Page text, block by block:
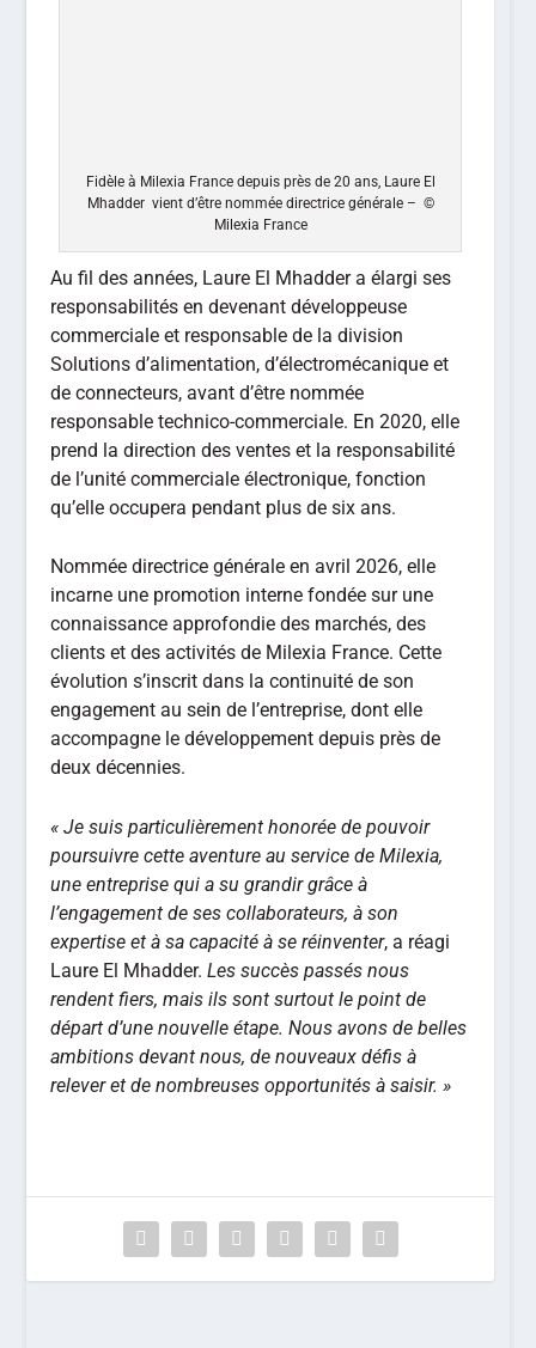
Fidèle à Milexia France depuis près de 20 ans, Laure El
Mhadder vient d’être nommée directrice générale – ©
Milexia France
Au fil des années, Laure El Mhadder a élargi ses
responsabilités en devenant développeuse
commerciale et responsable de la division
Solutions d’alimentation, d’électromécanique et
de connecteurs, avant d’être nommée
responsable technico-commerciale. En 2020, elle
prend la direction des ventes et la responsabilité
de l’unité commerciale électronique, fonction
qu’elle occupera pendant plus de six ans.
Nommée directrice générale en avril 2026, elle
incarne une promotion interne fondée sur une
connaissance approfondie des marchés, des
clients et des activités de Milexia France. Cette
évolution s’inscrit dans la continuité de son
engagement au sein de l’entreprise, dont elle
accompagne le développement depuis près de
deux décennies.
« Je suis particulièrement honorée de pouvoir
poursuivre cette aventure au service de Milexia,
une entreprise qui a su grandir grâce à
l’engagement de ses collaborateurs, à son
expertise et à sa capacité à se réinventer, a réagi
Laure El Mhadder.Les succès passés nous
rendent fiers, mais ils sont surtout le point de
départ d’une nouvelle étape. Nous avons de belles
ambitions devant nous, de nouveaux défis à
relever et de nombreuses opportunités à saisir. »